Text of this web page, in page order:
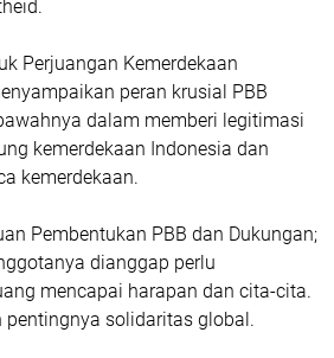
Perjuangan Kemerdekaan
peran krusial PBB
dalam memberi legitimasi
kemerdekaan Indonesia dan
kemerdekaan.
Pembentukan PBB dan Dukungan;
dianggap perlu
mencapai harapan dan cita-cita.
pentingnya solidaritas global.